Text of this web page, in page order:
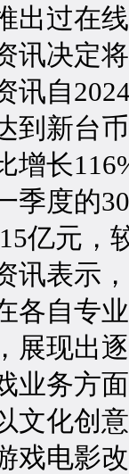
出过在
讯决定
讯自
到新台
增长
季度的
亿元，
讯表示
各自专
展现出
业务方
文化创
戏电影